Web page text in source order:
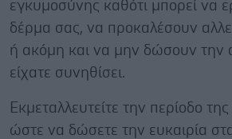
εγκυμοσύνης καθότι μπορεί να
δέρμα σας, να προκαλέσουν
ή ακόμη και να μην δώσουν
είχατε συνηθίσει.
Εκμεταλλευτείτε την περίοδο
ώστε να δώσετε την ευκαιρία